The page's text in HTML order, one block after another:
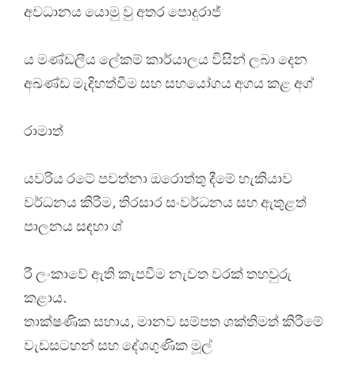
අවධානය යොමු වු අතර පොදුරාජ්
ය මණ්ඩලීය ලේකම් කාර්යාලය විසින් ලබා දෙන
අඛණ්ඩ මැදිහත්වීම සහ සහයෝගය අගය කළ අග්
රාමාත්
යවරිය රටේ පවත්නා ඔරොත්තු දීමේ හැකියාව
වර්ධනය කිරීම, තිරසාර සංවර්ධනය සහ ඇතුළත්
පාලනය සඳහා ශ්
රී ලංකාවේ ඇති කැපවීම නැවත වරක් තහවුරු
කළාය.
තාක්ෂණික සහාය, මානව සම්පත ශක්තිමත් කිරීමේ
වැඩසටහන් සහ දේශගුණික මූල්